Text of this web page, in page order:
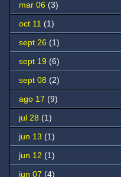
mar 06 (3)
oct 11 (1)
sept 26 (1)
sept 19 (6)
sept 08 (2)
ago 17 (9)
jul 28 (1)
jun 13 (1)
jun 12 (1)
jun 07 (4)